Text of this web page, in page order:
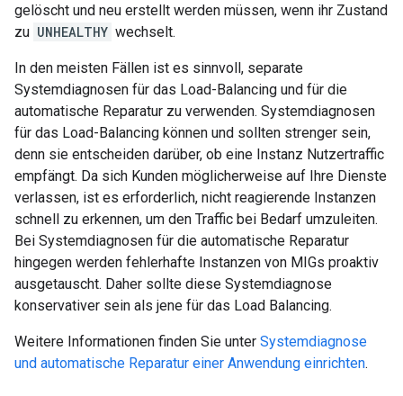
gelöscht und neu erstellt werden müssen, wenn ihr Zustand
zu UNHEALTHY wechselt.
In den meisten Fällen ist es sinnvoll, separate
Systemdiagnosen für das Load-Balancing und für die
automatische Reparatur zu verwenden. Systemdiagnosen
für das Load-Balancing können und sollten strenger sein,
denn sie entscheiden darüber, ob eine Instanz Nutzertraffic
empfängt. Da sich Kunden möglicherweise auf Ihre Dienste
verlassen, ist es erforderlich, nicht reagierende Instanzen
schnell zu erkennen, um den Traffic bei Bedarf umzuleiten.
Bei Systemdiagnosen für die automatische Reparatur
hingegen werden fehlerhafte Instanzen von MIGs proaktiv
ausgetauscht. Daher sollte diese Systemdiagnose
konservativer sein als jene für das Load Balancing.
Weitere Informationen finden Sie unter Systemdiagnose
und automatische Reparatur einer Anwendung einrichten.